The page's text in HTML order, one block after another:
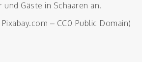
Gäste in Schaaren an.
– CC0 Public Domain)